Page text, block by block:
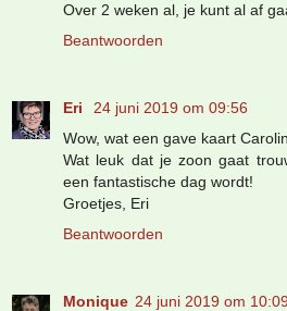
Over 2 weken al, je kunt al af
Beantwoorden
Eri
24 juni 2019 om 09:56
Wow, wat een gave kaart
Wat leuk dat je zoon gaat
een fantastische dag wordt!
Groetjes, Eri
Beantwoorden
Monique 24 juni 2019 om 10:09